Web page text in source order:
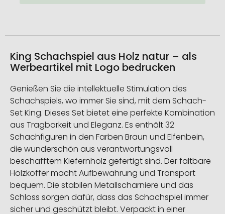
King Schachspiel aus Holz natur – als
Werbeartikel mit Logo bedrucken
Genießen Sie die intellektuelle Stimulation des
Schachspiels, wo immer Sie sind, mit dem Schach-
Set King. Dieses Set bietet eine perfekte Kombination
aus Tragbarkeit und Eleganz. Es enthält 32
Schachfiguren in den Farben Braun und Elfenbein,
die wunderschön aus verantwortungsvoll
beschafftem Kiefernholz gefertigt sind. Der faltbare
Holzkoffer macht Aufbewahrung und Transport
bequem. Die stabilen Metallscharniere und das
Schloss sorgen dafür, dass das Schachspiel immer
sicher und geschützt bleibt. Verpackt in einer